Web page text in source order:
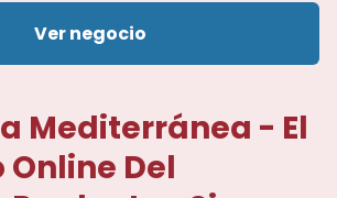
Ver negocio
Mediterránea - El
Del